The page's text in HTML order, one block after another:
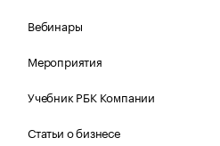
Вебинары
Мероприятия
Учебник РБК Компании
Статьи о бизнесе